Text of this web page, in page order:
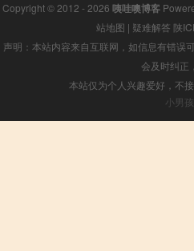
Copyright © 2012 - 2026 咦哇噢博客
站地图 | 疑难解答 陕
声明：本站内容来自互联网，如信息有错误
会及时纠正
本站仅为个人兴趣爱好，不
小男孩